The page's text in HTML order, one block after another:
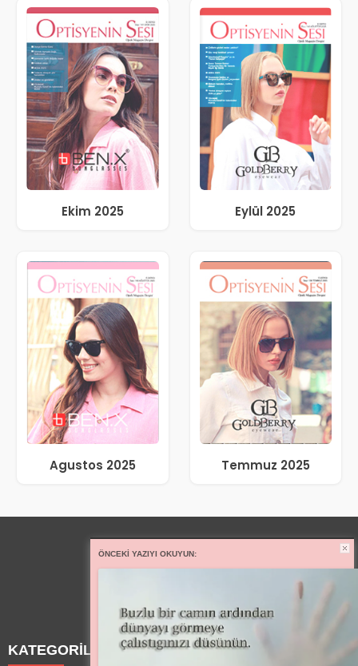
Ekim 2025 Eylül 2025
Agustos 2025 Temmuz 2025
KATEGORİLER
ÖNCEKI YAZIYI OKUYUN: